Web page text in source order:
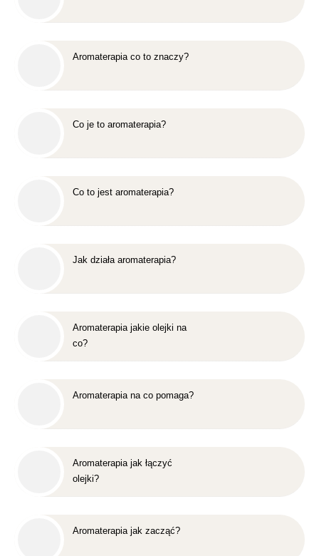
Aromaterapia co to znaczy?
Co je to aromaterapia?
Co to jest aromaterapia?
Jak działa aromaterapia?
Aromaterapia jakie olejki na
co?
Aromaterapia na co pomaga?
Aromaterapia jak łączyć
olejki?
Aromaterapia jak zacząć?